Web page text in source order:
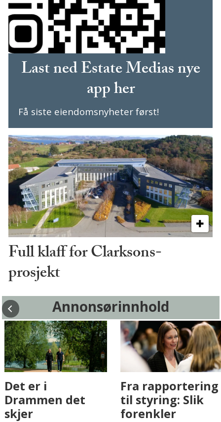
Last ned Estate Medias nye
app her
Få siste eiendomsnyheter først!
Full klaff for Clarksons-
prosjekt
Annonsørinnhold
Fenistra endrer
eiendomsbransjen
med AI. Slik ser vi
Det er i
Drammen det
skjer